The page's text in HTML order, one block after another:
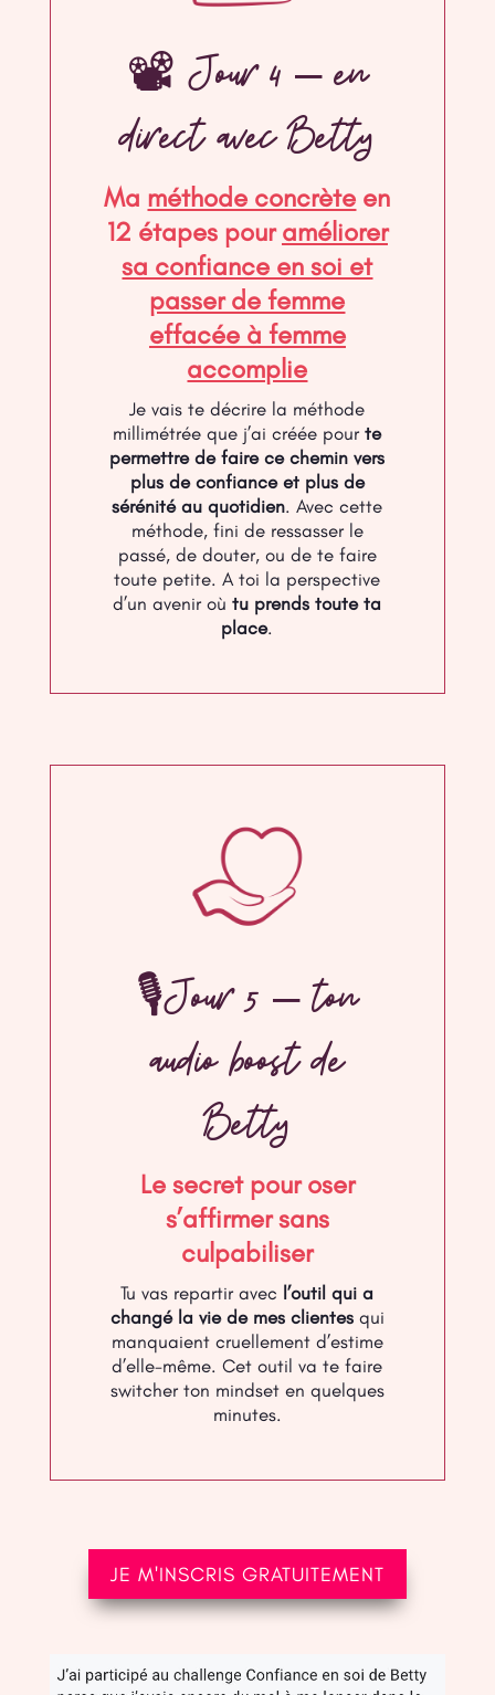
📽 Jour 4 – en
direct avec Betty
Ma méthode concrète en
12 étapes pouraméliorer
sa confiance en soi et
passer de femme
effacée à femme
accomplie
Je vais te décrire la méthode
millimétrée que j’ai créée pourte
permettre de faire ce chemin vers
plus de confiance et plus de
sérénité au quotidien. Avec cette
méthode, fini de ressasser le
passé, de douter, ou de te faire
toute petite. A toi la perspective
d’un avenir oùtu prends toute ta
place.
🎙Jour 5 – ton
audio boost de
Betty
Le secret pour oser
s’affirmer sans
culpabiliser
Tu vas repartir avec l’outil qui a
changé la vie de mes clientesqui
manquaient cruellement d’estime
d’elle-même. Cet outil va te faire
switcher ton mindset en quelques
minutes.
JE M'INSCRIS GRATUITEMENT